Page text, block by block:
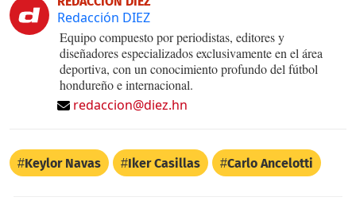
Redacción DIEZ
Equipo compuesto por periodistas, editores y
diseñadores especializados exclusivamente en el área
deportiva, con un conocimiento profundo del fútbol
hondureño e internacional.
redaccion@diez.hn
Keylor Navas Iker Casillas Carlo Ancelotti